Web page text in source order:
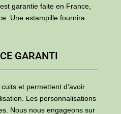
garantie faite en France,
Une estampille fournira
GARANTI
et permettent d’avoir
Les personnalisations
Nous nous engageons sur